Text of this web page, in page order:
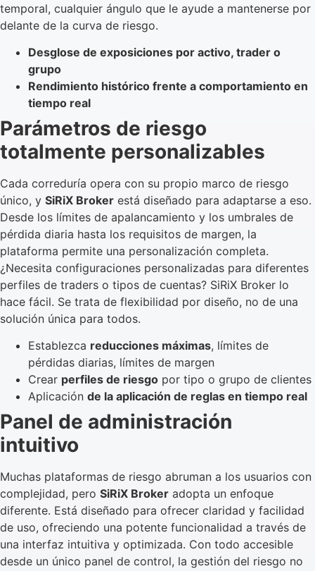
temporal, cualquier ángulo que le ayude a mantenerse por
delante de la curva de riesgo.
Desglose de exposiciones por activo, trader o
grupo
Rendimiento histórico frente a comportamiento en
tiempo real
Parámetros de riesgo
totalmente personalizables
Cada correduría opera con su propio marco de riesgo
único, y SiRiX Broker está diseñado para adaptarse a eso.
Desde los límites de apalancamiento y los umbrales de
pérdida diaria hasta los requisitos de margen, la
plataforma permite una personalización completa.
¿Necesita configuraciones personalizadas para diferentes
perfiles de traders o tipos de cuentas? SiRiX Broker lo
hace fácil. Se trata de flexibilidad por diseño, no de una
solución única para todos.
Establezca reducciones máximas, límites de
pérdidas diarias, límites de margen
Crear perfiles de riesgo por tipo o grupo de clientes
Aplicación de la aplicación de reglas en tiempo real
Panel de administración
intuitivo
Muchas plataformas de riesgo abruman a los usuarios con
complejidad, pero SiRiX Broker adopta un enfoque
diferente. Está diseñado para ofrecer claridad y facilidad
de uso, ofreciendo una potente funcionalidad a través de
una interfaz intuitiva y optimizada. Con todo accesible
desde un único panel de control, la gestión del riesgo no